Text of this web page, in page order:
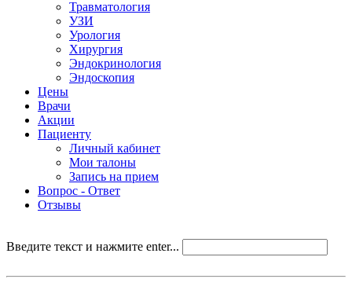
Травматология
УЗИ
Урология
Хирургия
Эндокринология
Эндоскопия
Цены
Врачи
Акции
Пациенту
Личный кабинет
Мои талоны
Запись на прием
Вопрос - Ответ
Отзывы
Введите текст и нажмите enter...